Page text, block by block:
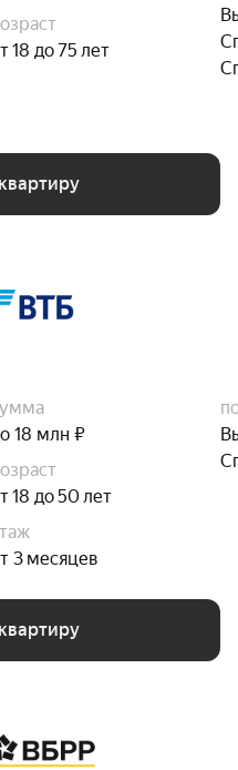
18 до 75 лет
18 млн ₽
18 до 50 лет
3 месяцев